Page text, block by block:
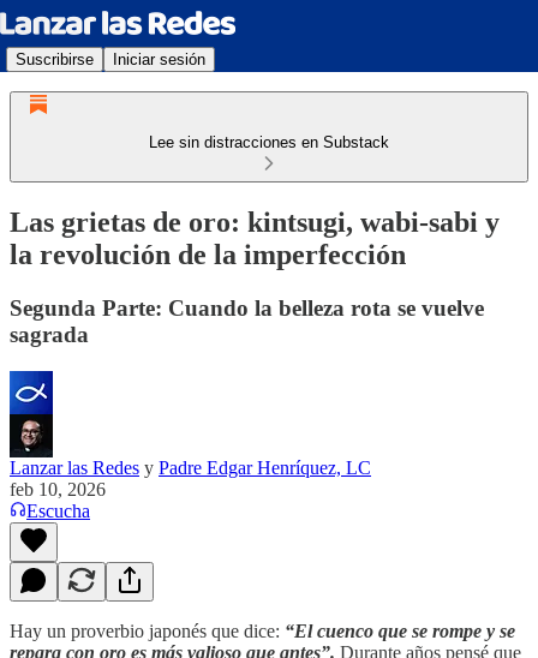
Suscribirse Iniciar sesión
Lee sin distracciones en Substack
Las grietas de oro: kintsugi, wabi-sabi y
la revolución de la imperfección
Segunda Parte: Cuando la belleza rota se vuelve
sagrada
Lanzar las Redes y Padre Edgar Henríquez, LC
feb 10, 2026
Escucha
Hay un proverbio japonés que dice: “El cuenco que se rompe y se
repara con oro es más valioso que antes”. Durante años pensé que